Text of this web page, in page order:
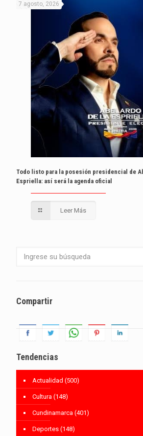
7 agosto, 2026
Todo listo para la posesión presidencial de
Espriella: así será la agenda oficial
Leer Más
Compartir
Tendencias
Actualidad (500)
Cultura (148)
Cundinamarca (401)
Deportes (148)